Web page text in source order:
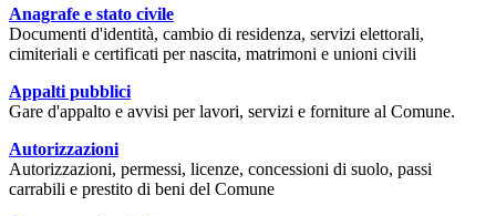
Anagrafe e stato civile
Documenti d'identità, cambio di residenza, servizi elettorali,
cimiteriali e certificati per nascita, matrimoni e unioni civili
Appalti pubblici
Gare d'appalto e avvisi per lavori, servizi e forniture al Comune.
Autorizzazioni
Autorizzazioni, permessi, licenze, concessioni di suolo, passi
carrabili e prestito di beni del Comune